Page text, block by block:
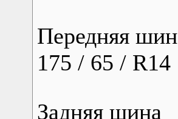
Передняя
175 / 65 / R14
Задняя шина